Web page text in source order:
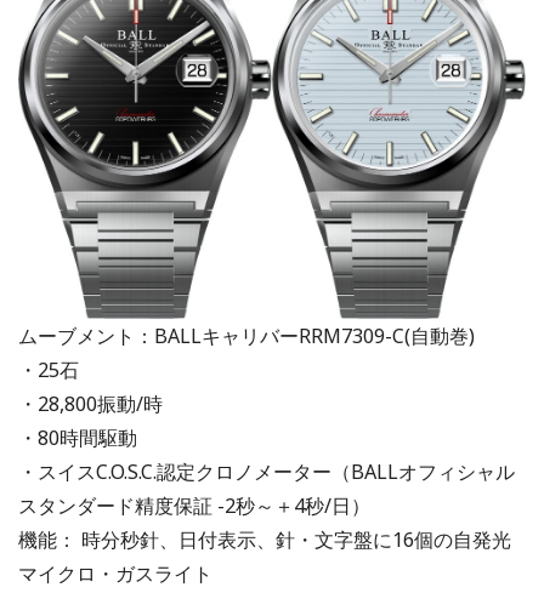
ムーブメント：BALLキャリバーRRM7309-C(自動巻)
・25石
・28,800振動/時
・80時間駆動
・スイスC.O.S.C.認定クロノメーター（BALLオフィシャル
スタンダード精度保証 -2秒～＋4秒/日）
機能： 時分秒針、日付表示、針・文字盤に16個の自発光
マイクロ・ガスライト